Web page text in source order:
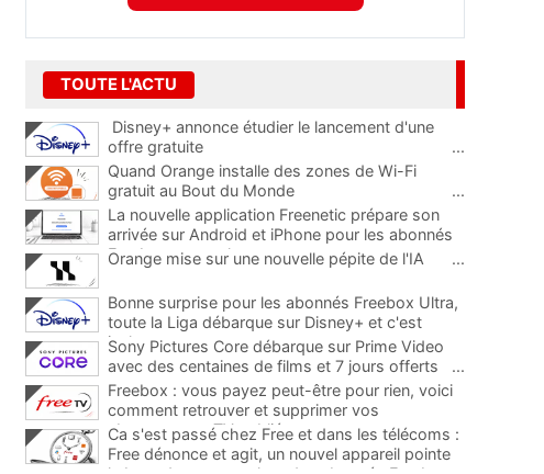
TOUTE L'ACTU
Disney+ annonce étudier le lancement d'une
offre gratuite
...
Quand Orange installe des zones de Wi-Fi
gratuit au Bout du Monde
...
La nouvelle application Freenetic prépare son
arrivée sur Android et iPhone pour les abonnés
Freebox, testez la
Orange mise sur une nouvelle pépite de l'IA ...
Bonne surprise pour les abonnés Freebox Ultra,
toute la Liga débarque sur Disney+ et c'est
inclus
Sony Pictures Core débarque sur Prime Video
avec des centaines de films et 7 jours offerts
...
Freebox : vous payez peut-être pour rien, voici
comment retrouver et supprimer vos
abonnements TV oubliés
...
Ca s'est passé chez Free et dans les télécoms :
Free dénonce et agit, un nouvel appareil pointe